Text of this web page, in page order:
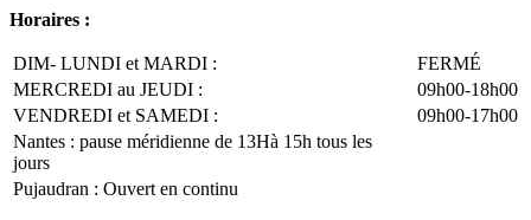
Horaires :
DIM- LUNDI et MARDI :
FERMÉ
MERCREDI au JEUDI :
09h00-18h00
VENDREDI et SAMEDI :
09h00-17h00
Nantes : pause méridienne de 13Hà 15h tous les
jours
Pujaudran : Ouvert en continu